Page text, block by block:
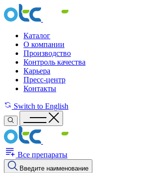
Каталог
О компании
Производство
Контроль качества
Карьера
Пресс-центр
Контакты
Switch to English
Все препараты
Введите наименование